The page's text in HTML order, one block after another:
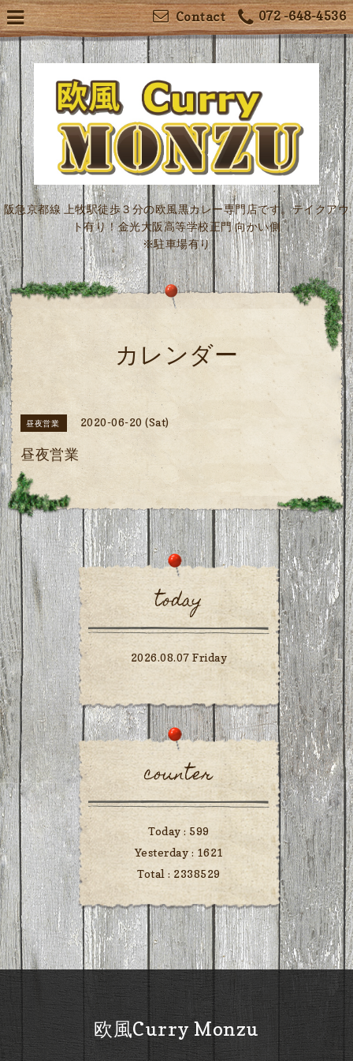
072 -648-4536
Contact
阪急京都線 上牧駅徒歩３分の欧風黒カレー専門店です。テイクアウ
ト有り！金光大阪高等学校正門 向かい側
※駐車場有り
カレンダー
昼夜営業 2020-06-20 (Sat)
昼夜営業
today
2026.08.07 Friday
counter
Today : 599
Yesterday : 1621
Total : 2338529
欧風Curry Monzu